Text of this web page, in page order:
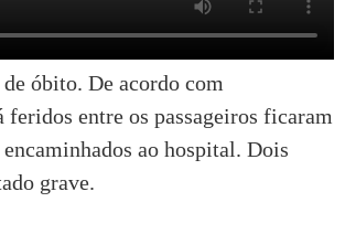
óbito. De acordo com
feridos entre os passageiros ficaram
ao hospital. Dois
grave.